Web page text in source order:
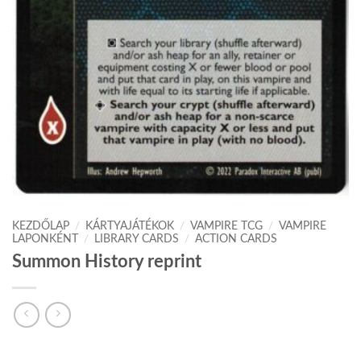
KEZDŐLAP / KÁRTYAJÁTÉKOK / VAMPIRE TCG / VAMPIRE
LAPONKÉNT
/ LIBRARY CARDS / ACTION CARDS
Summon History reprint